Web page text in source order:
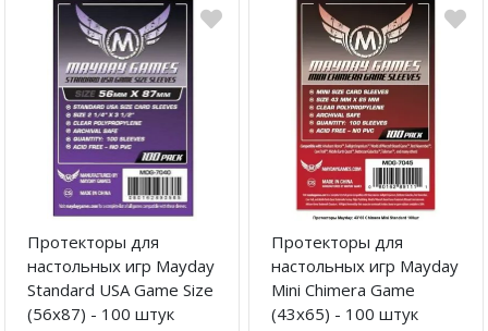
Протекторы для
настольных игр Mayday
Standard USA Game Size
(56x87) - 100 штук
Протекторы для
настольных игр Mayday
Mini Chimera Game
(43x65) - 100 штук